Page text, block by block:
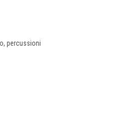
percussioni